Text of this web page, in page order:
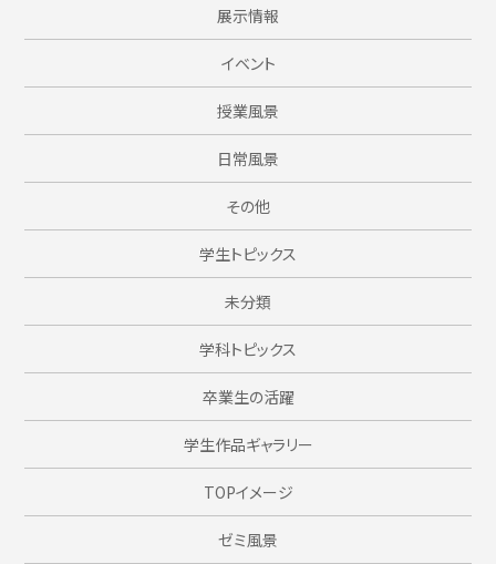
展示情報
イベント
授業風景
日常風景
その他
学生トピックス
未分類
学科トピックス
卒業生の活躍
学生作品ギャラリー
TOPイメージ
ゼミ風景